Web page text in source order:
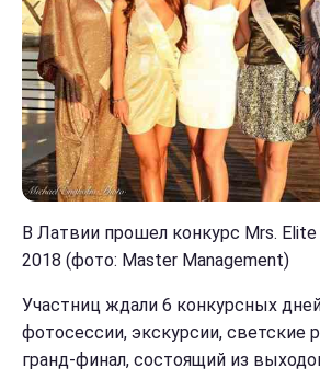
В Латвии прошел конкурс Mrs. Elite
2018 (фото: Master Management)
Участниц ждали 6 конкурсных
фотосессии, экскурсии, светские
гранд-финал, состоящий из